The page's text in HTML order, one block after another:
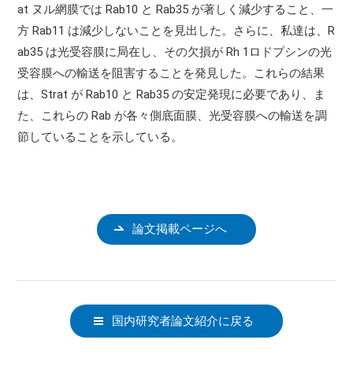
at ヌル網膜では Rab10 と Rab35 が著しく減少すること、一
方 Rab11 は減少しないことを見出した。さらに、私達は、R
ab35 は光受容膜に局在し、その欠損が Rh 1ロドプシンの光
受容膜への輸送を阻害することを発見した。これらの結果
は、Strat が Rab10 と Rab35 の安定発現に必要であり、ま
た、これらの Rab が各々側底面膜、光受容膜への輸送を調
節していることを示している。
論文掲載ページへ
国内研究者論文紹介に戻る